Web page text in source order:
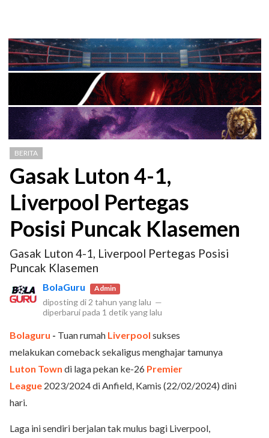
BERITA
Gasak Luton 4-1,
Liverpool Pertegas
Posisi Puncak Klasemen
Gasak Luton 4-1, Liverpool Pertegas Posisi
Puncak Klasemen
BolaGuru Admin
diposting di 2 tahun yang lalu —
diperbarui pada 1 detik yang lalu
Bolaguru - Tuan rumah Liverpool sukses
melakukancomeback sekaligus menghajar tamunya
Luton Town di laga pekan ke-26 Premier
League 2023/2024di Anfield, Kamis (22/02/2024) dini
hari.
Laga ini sendiri berjalan tak mulus bagi Liverpool,